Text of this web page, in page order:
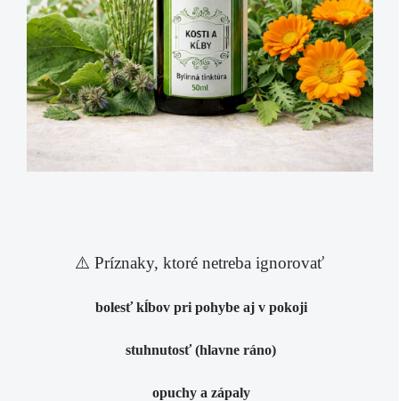
⚠️ Príznaky, ktoré netreba ignorovať
bolesť kĺbov pri pohybe aj v pokoji
stuhnutosť (hlavne ráno)
opuchy a zápaly